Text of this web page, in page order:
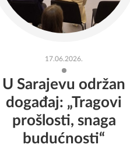
17.06.2026.
U Sarajevu održan
događaj: „Tragovi
prošlosti, snaga
budućnosti“